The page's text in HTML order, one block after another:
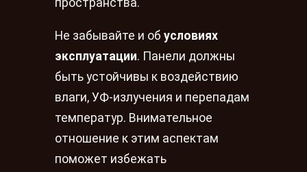
пространства.
Не забывайте и об условиях
эксплуатации. Панели должны
быть устойчивы к воздействию
влаги, УФ-излучения и перепадам
температур. Внимательное
отношение к этим аспектам
поможет избежать